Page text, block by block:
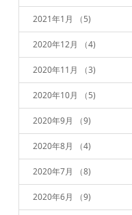
2021年1月 （5)
2020年12月 （4)
2020年11月 （3)
2020年10月 （5)
2020年9月 （9)
2020年8月 （4)
2020年7月 （8)
2020年6月 （9)